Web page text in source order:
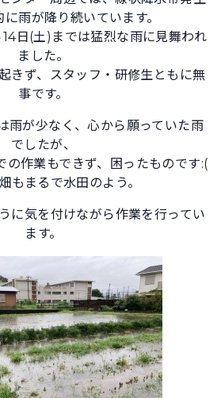
雨が降り続いています。
日(土)までは猛烈な雨に見舞われ
ました。
きず、スタッフ・研修生ともに無
事です。
雨が少なく、心から願っていた雨
でしたが、
の作業もできず、困ったものです:(
もまるで水田のよう。
に気を付けながら作業を行ってい
ます。